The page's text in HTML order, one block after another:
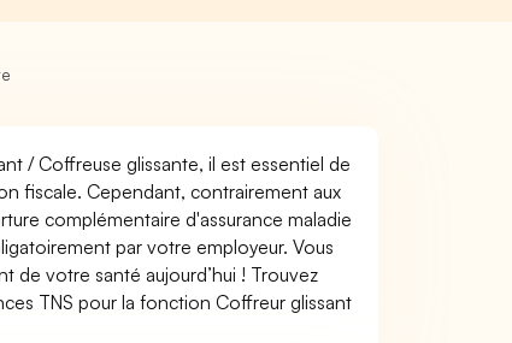
/ Coffreuse glissante, il est essentiel de
fiscale. Cependant, contrairement aux
complémentaire d'assurance maladie
par votre employeur. Vous
votre santé aujourd’hui ! Trouvez
TNS pour la fonction Coffreur glissant